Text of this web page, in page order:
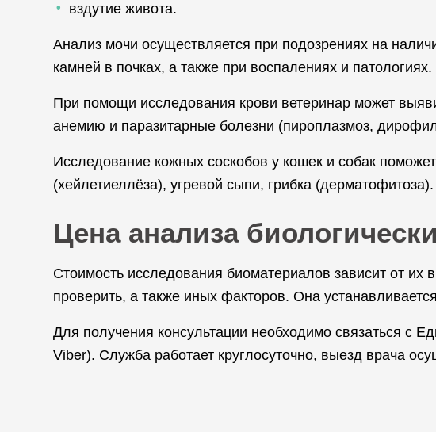
вздутие живота.
Анализ мочи осуществляется при подозрениях на
камней в почках, а также при воспалениях и патологиях.
При помощи исследования крови ветеринар может
анемию и паразитарные болезни (пироплазмоз,
Исследование кожных соскобов у кошек и собак
(хейлетиеллёза), угревой сыпи, грибка
Цена анализа
Стоимость исследования биоматериалов зависит от
проверить, а также иных факторов. Она
Для получения консультации необходимо связаться с
Viber). Служба работает круглосуточно, выезд врача